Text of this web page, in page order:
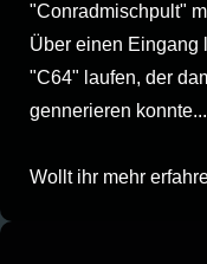
"Conradmischpult"
Über einen Eingang
"C64" laufen, der
gennerieren konnte...
Wollt ihr mehr